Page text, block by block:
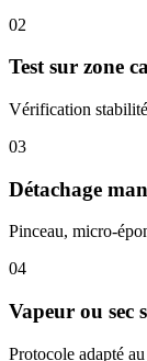
02
Test sur zone
Vérification
03
Détachage
Pinceau, micro-
04
Vapeur ou sec
Protocole adapté